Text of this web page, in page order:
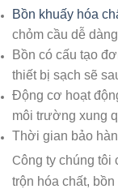
Bồn khuấy hóa
chỏm cầu dễ
Bồn có cấu tạo
thiết bị sạch sẽ
Động cơ hoạt
môi trường xung
Thời gian bảo
Công ty chúng tôi
trộn hóa chất,